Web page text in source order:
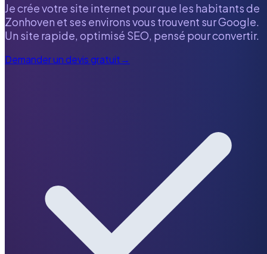
Je crée votre site internet pour que les habitants de
Zonhoven et ses environs vous trouvent sur Google.
Un site rapide, optimisé SEO, pensé pour convertir.
Demander un devis gratuit→